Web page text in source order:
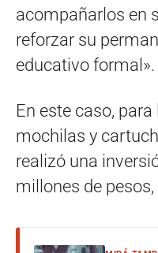
acompañarlos en
reforzar su
educativo formal».
En este caso,
mochilas y
realizó una
millones de